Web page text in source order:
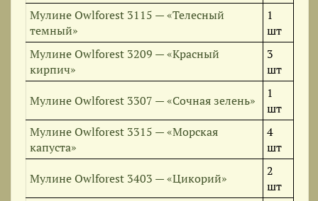
Мулине Owlforest 3115 — «Телесный
темный»
1
шт
Мулине Owlforest 3209 — «Красный
кирпич»
3
шт
Мулине Owlforest 3307 — «Сочная зелень»
1
шт
Мулине Owlforest 3315 — «Морская
капуста»
4
шт
Мулине Owlforest 3403 — «Цикорий»
2
шт